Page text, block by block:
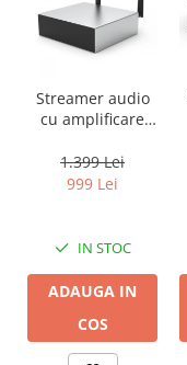
Streamer audio
cu amplificare
A50+, LAN /Wi-Fi
/Bluetooth,
1.399 Lei
999 Lei
IN STOC
ADAUGA IN
COS